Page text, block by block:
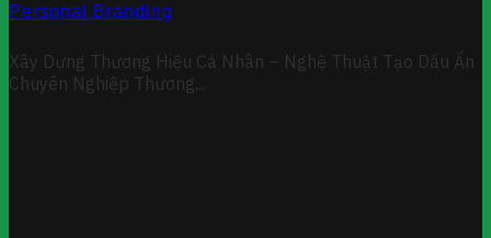
Personal Branding
Xây Dựng Thương Hiệu Cá Nhân – Nghệ Thuật Tạo Dấu Ấn
Chuyên Nghiệp Thương...